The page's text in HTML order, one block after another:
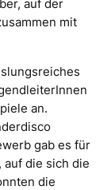
auf der
mit
an.
gab es für
die sich die
die